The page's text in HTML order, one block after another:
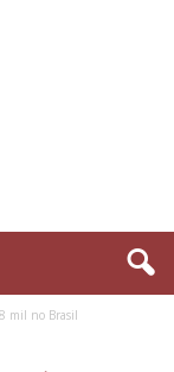
mil no Brasil